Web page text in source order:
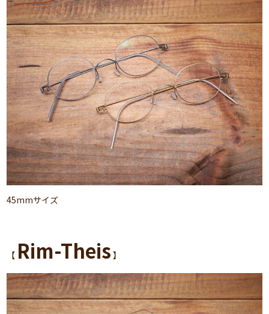
45mmサイズ
【 Rim-Theis 】